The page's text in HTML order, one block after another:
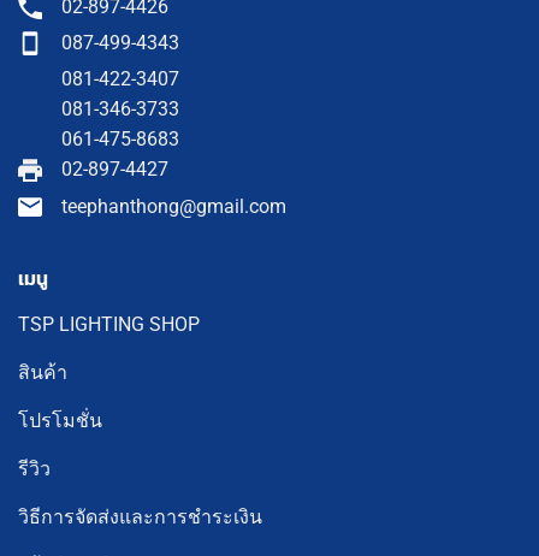
02-897-4426
087-499-4343
081-422-3407
081-346-3733
061-475-8683
02-897-4427
teephanthong@gmail.com
เมนู
TSP LIGHTING SHOP
สินค้า
โปรโมชั่น
รีวิว
วิธีการจัดส่งและการชำระเงิน